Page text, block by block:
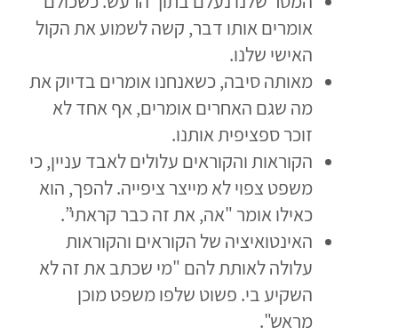
אומרים אותו דבר, קשה לשמוע את הקול
האישי שלנו.
מאותה סיבה, כשאנחנו אומרים בדיוק את
מה שגם האחרים אומרים, אף אחד לא
זוכר ספציפית אותנו.
הקוראות והקוראים עלולים לאבד עניין, כי
משפט צפוי לא מייצר ציפייה. להפך, הוא
כאילו אומר "אה, את זה כבר קראתי”.
האינטואיציה של הקוראים והקוראות
עלולה לאותת להם "מי שכתב את זה לא
השקיע בי. פשוט שלפו משפט מוכן
מראש".